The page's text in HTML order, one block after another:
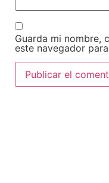
Guarda mi nombre,
este navegador